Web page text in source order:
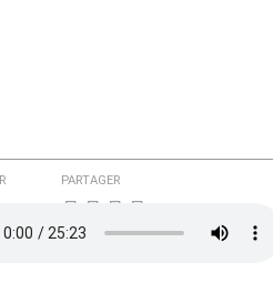
PARTAGER